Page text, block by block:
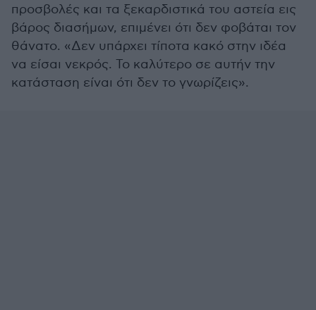
προσβολές και τα ξεκαρδιστικά του αστεία εις
βάρος διασήμων, επιμένει ότι δεν φοβάται τον
θάνατο. «Δεν υπάρχει τίποτα κακό στην ιδέα
να είσαι νεκρός. Το καλύτερο σε αυτήν την
κατάσταση είναι ότι δεν το γνωρίζεις».